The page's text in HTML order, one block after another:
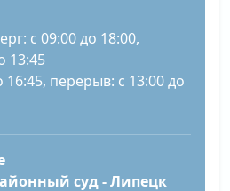
с 09:00 до 18:00,
13:45
16:45, перерыв: с 13:00 до
суд - Липецк